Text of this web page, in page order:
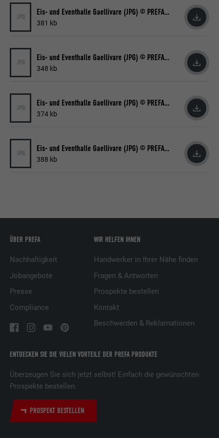
JPG Eis- und Eventhalle Gaellivare (JPG) © PREFA | Croce & Wir
381 kb
JPG Eis- und Eventhalle Gaellivare (JPG) © PREFA | Croce & Wir
348 kb
JPG Eis- und Eventhalle Gaellivare (JPG) © PREFA | Croce & Wir
374 kb
JPG Eis- und Eventhalle Gaellivare (JPG) © PREFA | Croce & Wir
388 kb
ENTDECKEN SIE DIE VIELEN VORTEILE DER PREFA PRODUKTE
Überzeugen Sie sich jetzt selbst! Einfach die gewünschten
Prospekte bestellen.
PROSPEKT BESTELLEN
ÜBER PREFA
Nachhaltigkeit
Jobangebote
Presse
Compliance
WIR HELFEN IHNEN
Handwerker in Ihrer Nähe finden
Fragen & Antworten
Prospekte bestellen
Kontakt
Beschwerden & Reklamationen
Name
Anbieter
Laufzeit
Zweck
der Browser das Setzen von Cookies
Laufzeit Sitzung
Name
Anbieter LinkedIn
Laufzeit
Zweck
Eingestellt von LinkedIn, wenn eine
Webseite ein eingebettetes "Folgen Sie
Laufzeit
Zweck
LinkedIn für die Verfolgung der
Verwendung von eingebetteten
Dienstleistungen.
Name bscookie
Anbieter LinkedIn
Laufzeit 2 Jahre
Zweck
LinkedIn für die Verfolgung der